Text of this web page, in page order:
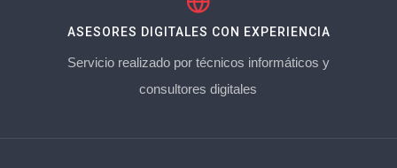
ASESORES DIGITALES CON EXPERIENCIA
Servicio realizado por técnicos informáticos y
consultores digitales